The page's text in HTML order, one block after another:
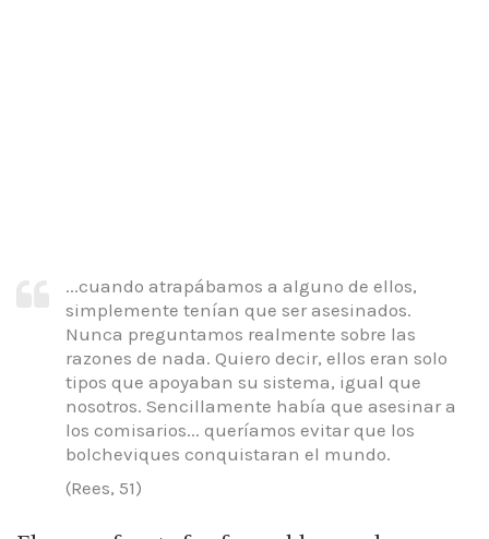
...cuando atrapábamos a alguno de ellos,
simplemente tenían que ser asesinados.
Nunca preguntamos realmente sobre las
razones de nada. Quiero decir, ellos eran solo
tipos que apoyaban su sistema, igual que
nosotros. Sencillamente había que asesinar a
los comisarios... queríamos evitar que los
bolcheviques conquistaran el mundo.
(Rees, 51)